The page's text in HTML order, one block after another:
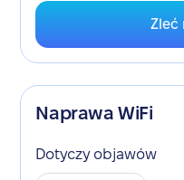
Zleć
Naprawa WiFi
Dotyczy objawów